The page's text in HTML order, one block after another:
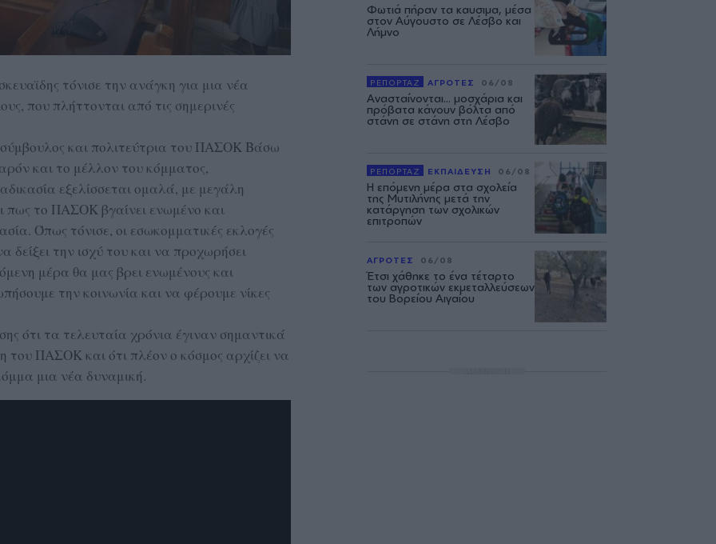
τόνισε την ανάγκη για μια νέα
που πλήττονται από τις σημερινές
και πολιτεύτρια του ΠΑΣΟΚ Βάσω
και το μέλλον του κόμματος,
εξελίσσεται ομαλά, με μεγάλη
πως το ΠΑΣΟΚ βγαίνει ενωμένο και
Όπως τόνισε, οι εσωκομματικές εκλογές
δείξει την ισχύ του και να προχωρήσει
μέρα θα μας βρει ενωμένους και
την κοινωνία και να φέρουμε νίκες
ότι τα τελευταία χρόνια έγιναν σημαντικά
ΠΑΣΟΚ και ότι πλέον ο κόσμος αρχίζει να
μια νέα δυναμική.
Φωτιά πήραν τα καυσιμα, μέσα
στον Αύγουστο σε Λέσβο και
Λήμνο
ΡΕΠΟΡΤΑΖ ΑΓΡΟΤΕΣ 06/08
Ανασταίνονται... μοσχάρια και
πρόβατα κάνουν βόλτα από
στάνη σε στάνη στη Λέσβο
ΡΕΠΟΡΤΑΖ ΕΚΠΑΙΔΕΥΣΗ 06/08
Η επόμενη μέρα στα σχολεία
της Μυτιλήνης μετά την
κατάργηση των σχολικών
επιτροπών
ΑΓΡΟΤΕΣ 06/08
Έτσι χάθηκε το ένα τέταρτο
των αγροτικών εκμεταλλεύσεων
του Βορείου Αιγαίου